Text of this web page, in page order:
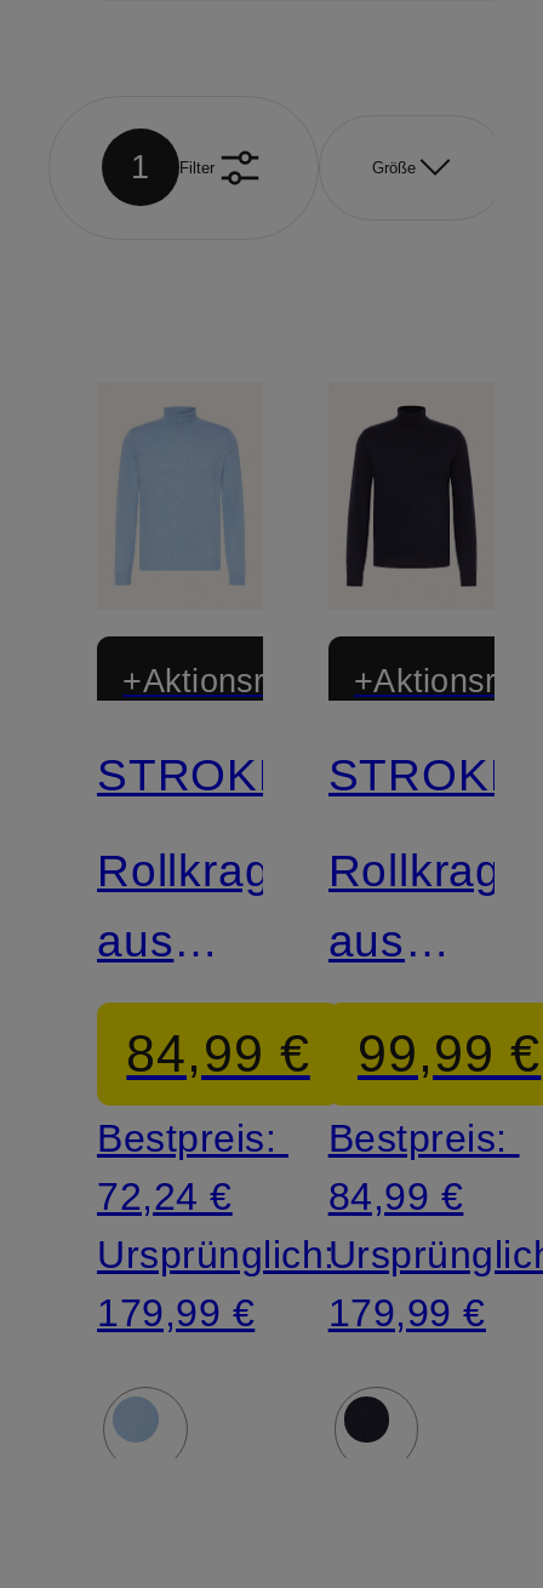
1 Filter Größe
+Aktionsrabatt
Zertifiziert
STROKESMAN'S
Rollkragenpullover
aus
Cashmere
84,99 €
Bestpreis:
72,24 €
Ursprünglich:
179,99 €
Zertifiziert
aus
99,99 €
Bestpreis:
84,99 €
179,99 €